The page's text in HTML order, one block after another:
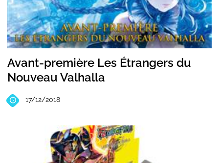
Avant-première Les Étrangers du
Nouveau Valhalla
17/12/2018